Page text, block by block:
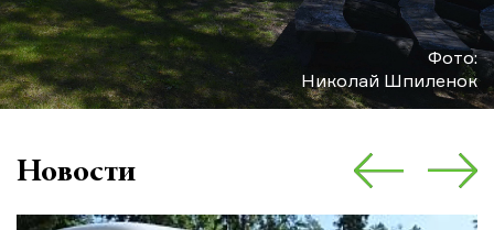
Фото:
Николай Шпиленок
Новости